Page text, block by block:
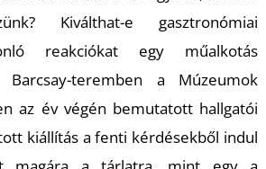
Kiválthat-e gasztronómiai
reakciókat egy műalkotás
Barcsay-teremben a Múzeumok
az év végén bemutatott hallgatói
kiállítás a fenti kérdésekből indul